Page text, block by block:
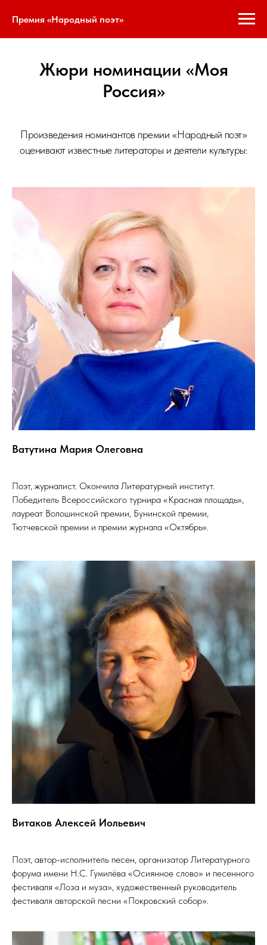
Премия «Народный поэт»
Жюри номинации «Моя
Россия»
Произведения номинантов премии «Народный поэт»
оценивают известные литераторы и деятели культуры:
Ватутина Мария Олеговна
Поэт, журналист. Окончила Литературный институт.
Победитель Всероссийского турнира «Красная площадь»,
лауреат Волошинской премии, Бунинской премии,
Тютчевской премии и премии журнала «Октябрь».
Витаков Алексей Иольевич
Поэт, автор-исполнитель песен, организатор Литературного
форума имени Н.С. Гумилёва «Осиянное слово» и песенного
фестиваля «Лоза и муза», художественный руководитель
фестиваля авторской песни «Покровский собор».